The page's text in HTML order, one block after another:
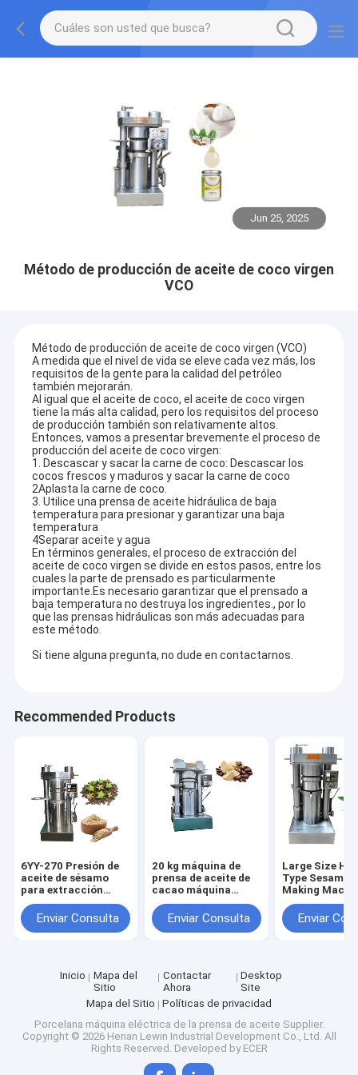
Jun 25, 2025
Método de producción de aceite de coco virgen
VCO
Método de producción de aceite de coco virgen (VCO)
A medida que el nivel de vida se eleve cada vez más, los
requisitos de la gente para la calidad del petróleo
también mejorarán.
Al igual que el aceite de coco, el aceite de coco virgen
tiene la más alta calidad, pero los requisitos del proceso
de producción también son relativamente altos.
Entonces, vamos a presentar brevemente el proceso de
producción del aceite de coco virgen:
1. Descascar y sacar la carne de coco: Descascar los
cocos frescos y maduros y sacar la carne de coco
2Aplasta la carne de coco.
3. Utilice una prensa de aceite hidráulica de baja
temperatura para presionar y garantizar una baja
temperatura
4Separar aceite y agua
En términos generales, el proceso de extracción del
aceite de coco virgen se divide en estos pasos, entre los
cuales la parte de prensado es particularmente
importante.Es necesario garantizar que el prensado a
baja temperatura no destruya los ingredientes., por lo
que las prensas hidráulicas son más adecuadas para
este método.
Si tiene alguna pregunta, no dude en contactarnos.
Recommended Products
6YY-270 Presión de
aceite de sésamo
para extracción
avanzada de aceite
Enviar Consulta
20 kg máquina de
prensa de aceite de
cacao máquina
hidráulica para
hacer aceite de
China
Enviar Consulta
Large Size
Type Sesame
Making
Olive Sesame
Avocado
Enviar
Inicio
Mapa del
Sitio
Contactar
Ahora
Desktop
Site
Mapa del Sitio
Políticas de privacidad
Porcelana máquina eléctrica de la prensa de aceite Supplier.
Copyright © 2026 Henan Lewin Industrial Development Co., Ltd. All
Rights Reserved. Developed by ECER